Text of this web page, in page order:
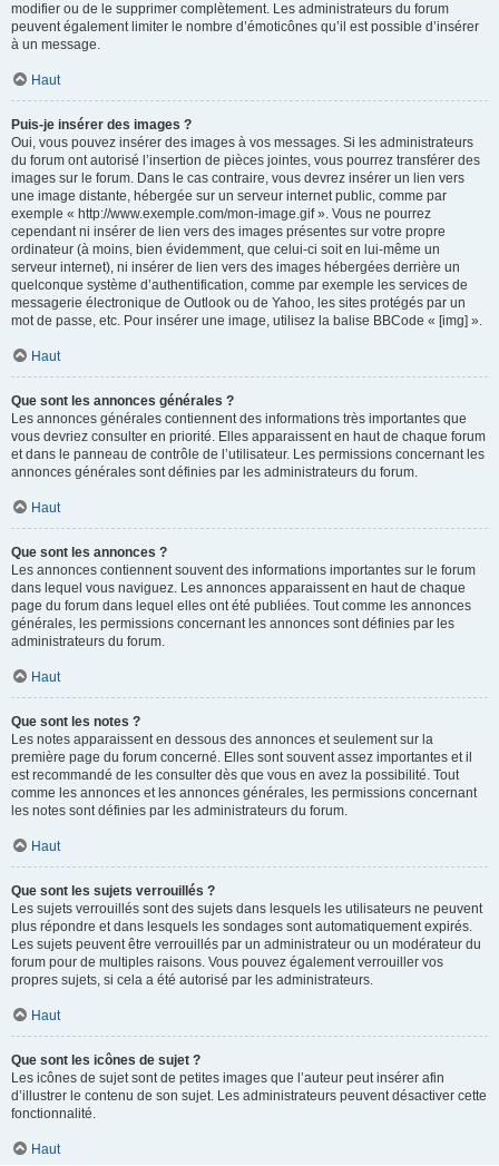
modifier ou de le supprimer complètement. Les administrateurs du forum
peuvent également limiter le nombre d’émoticônes qu’il est possible d’insérer
à un message.
Haut
Puis-je insérer des images ?
Oui, vous pouvez insérer des images à vos messages. Si les administrateurs
du forum ont autorisé l’insertion de pièces jointes, vous pourrez transférer des
images sur le forum. Dans le cas contraire, vous devrez insérer un lien vers
une image distante, hébergée sur un serveur internet public, comme par
exemple « http://www.exemple.com/mon-image.gif ». Vous ne pourrez
cependant ni insérer de lien vers des images présentes sur votre propre
ordinateur (à moins, bien évidemment, que celui-ci soit en lui-même un
serveur internet), ni insérer de lien vers des images hébergées derrière un
quelconque système d’authentification, comme par exemple les services de
messagerie électronique de Outlook ou de Yahoo, les sites protégés par un
mot de passe, etc. Pour insérer une image, utilisez la balise BBCode « [img] ».
Haut
Que sont les annonces générales ?
Les annonces générales contiennent des informations très importantes que
vous devriez consulter en priorité. Elles apparaissent en haut de chaque forum
et dans le panneau de contrôle de l’utilisateur. Les permissions concernant les
annonces générales sont définies par les administrateurs du forum.
Haut
Que sont les annonces ?
Les annonces contiennent souvent des informations importantes sur le forum
dans lequel vous naviguez. Les annonces apparaissent en haut de chaque
page du forum dans lequel elles ont été publiées. Tout comme les annonces
générales, les permissions concernant les annonces sont définies par les
administrateurs du forum.
Haut
Que sont les notes ?
Les notes apparaissent en dessous des annonces et seulement sur la
première page du forum concerné. Elles sont souvent assez importantes et il
est recommandé de les consulter dès que vous en avez la possibilité. Tout
comme les annonces et les annonces générales, les permissions concernant
les notes sont définies par les administrateurs du forum.
Haut
Que sont les sujets verrouillés ?
Les sujets verrouillés sont des sujets dans lesquels les utilisateurs ne peuvent
plus répondre et dans lesquels les sondages sont automatiquement expirés.
Les sujets peuvent être verrouillés par un administrateur ou un modérateur du
forum pour de multiples raisons. Vous pouvez également verrouiller vos
propres sujets, si cela a été autorisé par les administrateurs.
Haut
Que sont les icônes de sujet ?
Les icônes de sujet sont de petites images que l’auteur peut insérer afin
d’illustrer le contenu de son sujet. Les administrateurs peuvent désactiver cette
fonctionnalité.
Haut